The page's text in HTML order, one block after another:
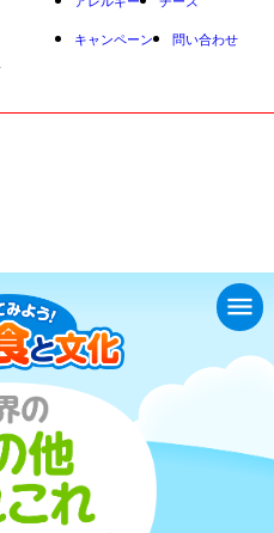
キャンペーン 問い合わせ
menu